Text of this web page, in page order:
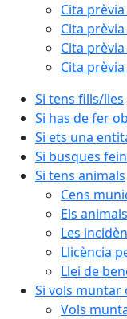
Cita prèvia
Cita
Cita
Cita
Si tens fills/lles
Si has de fer
Si ets una
Si busques
Si tens animals
Cens
Els
Les
Llicència
Llei de
Si vols muntar
Vols